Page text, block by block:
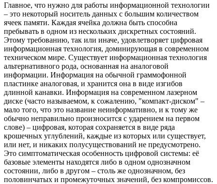
Главное, что нужно для работы информационной технологии
– это некоторый носитель данных с большим количеством
ячеек памяти. Каждая ячейка должна быть способна
пребывать в одном из нескольких дискретных состояний.
Этому требованию, так или иначе, удовлетворяет цифровая
информационная технология, доминирующая в современном
техническом мире. Существует информационная технология
альтернативного рода, основанная на аналоговой
информации. Информация на обычной граммофонной
пластинке аналоговая, и хранится она в виде изгибов
длинной канавки. Информация на современном лазерном
диске (часто называемом, к сожалению, "компакт-диском" –
мало того, что это название неинформативно, и к тому же
обычно неправильно произносится с ударением на первом
слове) – цифровая, которая сохраняется в виде ряда
крошечных углублений, каждые из которых или существует,
или нет, и никаких полусуществований не предусмотрено.
Это симптоматическая особенность цифровой системы: её
базовые элементы находятся либо в одном однозначном
состоянии, либо в другом – столь же однозначном, без
половинчатых и промежуточных значений, без компромиссов.